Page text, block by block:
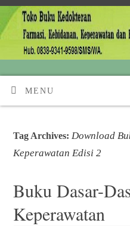
MENU
Tag Archives: Download
Keperawatan Edisi 2
Buku Dasar-
Keperawatan